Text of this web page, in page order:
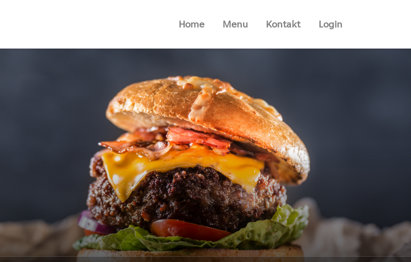
Home Menu Kontakt Login